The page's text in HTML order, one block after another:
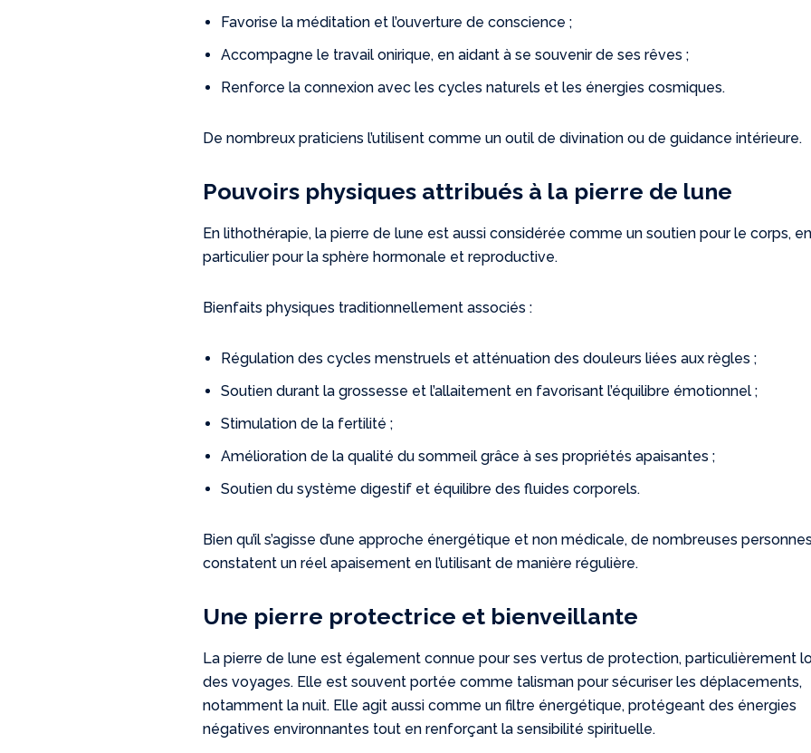
Favorise la méditation et l’ouverture de conscience ;
Accompagne le travail onirique, en aidant à se souvenir de ses rêves ;
Renforce la connexion avec les cycles naturels et les énergies cosmiques.
De nombreux praticiens l’utilisent comme un outil de divination ou de guidance intérieure.
Pouvoirs physiques attribués à la pierre de lune
En lithothérapie, la pierre de lune est aussi considérée comme un soutien pour le corps, en
particulier pour la sphère hormonale et reproductive.
Bienfaits physiques traditionnellement associés :
Régulation des cycles menstruels et atténuation des douleurs liées aux règles ;
Soutien durant la grossesse et l’allaitement en favorisant l’équilibre émotionnel ;
Stimulation de la fertilité ;
Amélioration de la qualité du sommeil grâce à ses propriétés apaisantes ;
Soutien du système digestif et équilibre des fluides corporels.
Bien qu’il s’agisse d’une approche énergétique et non médicale, de nombreuses personnes
constatent un réel apaisement en l’utilisant de manière régulière.
Une pierre protectrice et bienveillante
La pierre de lune est également connue pour ses vertus de protection, particulièrement
des voyages. Elle est souvent portée comme talisman pour sécuriser les déplacements,
notamment la nuit. Elle agit aussi comme un filtre énergétique, protégeant des énergies
négatives environnantes tout en renforçant la sensibilité spirituelle.